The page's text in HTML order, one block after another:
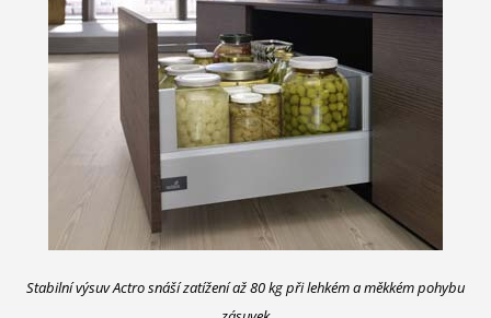
Stabilní výsuv Actro snáší zatížení až 80 kg při lehkém a měkkém pohybu